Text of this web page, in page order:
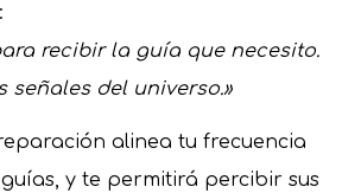
recibir la guía que necesito.
señales del universo.»
alinea tu frecuencia
y te permitirá percibir sus